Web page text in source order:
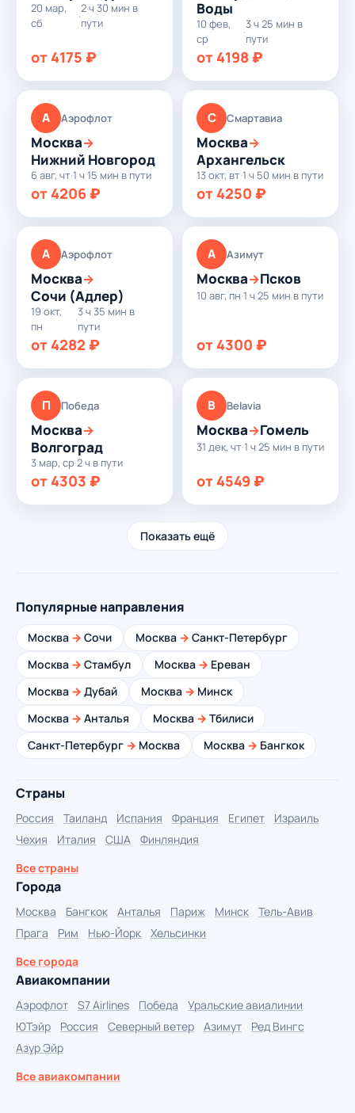
20 мар,
сб
·
2 ч 30 мин в
пути
от 4175 ₽
Воды
10 фев,
ср
·
3 ч 25 мин в
пути
от 4198 ₽
А Аэрофлот
Москва→
Нижний Новгород
6 авг, чт·1 ч 15 мин в пути
от 4206 ₽
С Смартавиа
Москва→
Архангельск
13 окт, вт·1 ч 50 мин в пути
от 4250 ₽
А Аэрофлот
Москва→
Сочи (Адлер)
19 окт,
пн
·
3 ч 35 мин в
пути
от 4282 ₽
А Азимут
Москва→Псков
10 авг, пн·1 ч 25 мин в пути
от 4300 ₽
П Победа
Москва→
Волгоград
3 мар, ср·2 ч в пути
от 4303 ₽
B Belavia
Москва→Гомель
31 дек, чт·1 ч 25 мин в пути
от 4549 ₽
Показать ещё
Популярные направления
Москва → Сочи Москва → Санкт-Петербург
Москва → Стамбул Москва → Ереван
Москва → Дубай Москва → Минск
Москва → Анталья Москва → Тбилиси
Санкт-Петербург → Москва Москва → Бангкок
Страны
Россия Таиланд Испания Франция Египет
Израиль
Чехия
Италия США
Финляндия
Все страны
Города
Москва Бангкок Анталья Париж Минск
Тель-Авив
Прага
Рим Нью-Йорк
Хельсинки
Все города
Авиакомпании
Аэрофлот S7 Airlines Победа
Уральские авиалинии
ЮТэйр
Россия Северный ветер Азимут
Ред Вингс
Азур Эйр
Все авиакомпании